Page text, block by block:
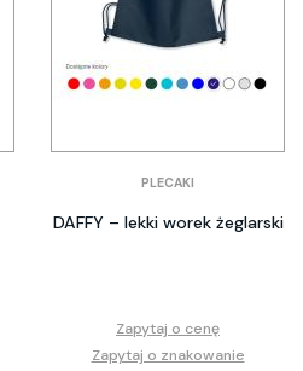
PLECAKI
DAFFY – lekki worek żeglarski
Zapytaj o cenę
Zapytaj o znakowanie